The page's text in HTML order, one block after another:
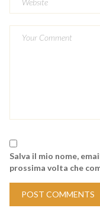
Salva il mio nome,
prossima volta che